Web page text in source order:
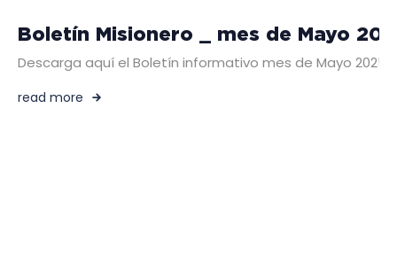
Boletín Misionero _ mes de Mayo
Descarga aquí el Boletín informativo mes de Mayo 2025
read more